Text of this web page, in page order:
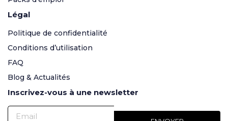
Légal
Politique de confidentialité
Conditions d’utilisation
FAQ
Blog & Actualités
Inscrivez-vous à une newsletter